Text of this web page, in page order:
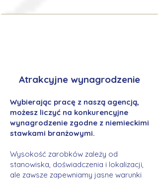
Atrakcyjne wynagrodzenie
Wybierając pracę z naszą agencją,
możesz liczyć na konkurencyjne
wynagrodzenie zgodne z niemieckimi
stawkami branżowymi.
Wysokość zarobków zależy od
stanowiska, doświadczenia i lokalizacji,
ale zawsze zapewniamy jasne warunki